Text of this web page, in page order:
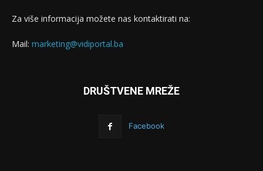
Za više informacija možete nas kontaktirati na:
Mail: marketing@vidiportal.ba
DRUŠTVENE MREŽE
Facebook